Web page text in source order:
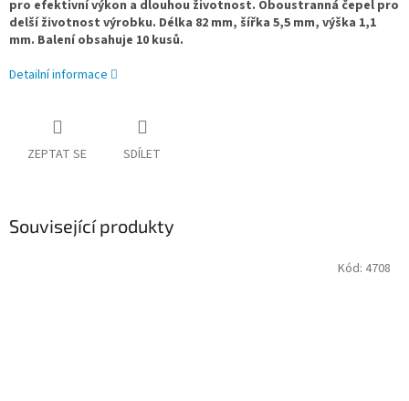
pro efektivní výkon a dlouhou životnost. Oboustranná čepel pro
delší životnost výrobku. Délka 82 mm, šířka 5,5 mm, výška 1,1
mm. Balení obsahuje 10 kusů.
Detailní informace
ZEPTAT SE SDÍLET
Související produkty
Kód: 4708